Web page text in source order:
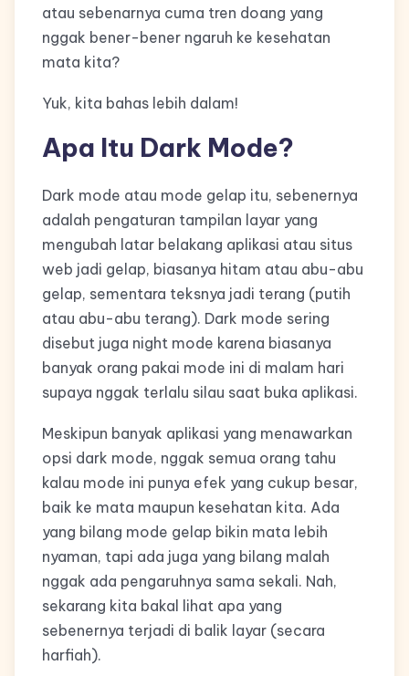
atau sebenarnya cuma tren doang yang
nggak bener-bener ngaruh ke kesehatan
mata kita?
Yuk, kita bahas lebih dalam!
Apa Itu Dark Mode?
Dark mode atau mode gelap itu, sebenernya
adalah pengaturan tampilan layar yang
mengubah latar belakang aplikasi atau situs
web jadi gelap, biasanya hitam atau abu-abu
gelap, sementara teksnya jadi terang (putih
atau abu-abu terang). Dark mode sering
disebut juga night mode karena biasanya
banyak orang pakai mode ini di malam hari
supaya nggak terlalu silau saat buka aplikasi.
Meskipun banyak aplikasi yang menawarkan
opsi dark mode, nggak semua orang tahu
kalau mode ini punya efek yang cukup besar,
baik ke mata maupun kesehatan kita. Ada
yang bilang mode gelap bikin mata lebih
nyaman, tapi ada juga yang bilang malah
nggak ada pengaruhnya sama sekali. Nah,
sekarang kita bakal lihat apa yang
sebenernya terjadi di balik layar (secara
harfiah).